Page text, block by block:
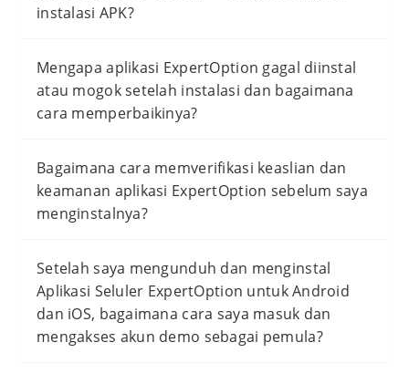
instalasi APK?
Mengapa aplikasi ExpertOption gagal diinstal
atau mogok setelah instalasi dan bagaimana
cara memperbaikinya?
Bagaimana cara memverifikasi keaslian dan
keamanan aplikasi ExpertOption sebelum saya
menginstalnya?
Setelah saya mengunduh dan menginstal
Aplikasi Seluler ExpertOption untuk Android
dan iOS, bagaimana cara saya masuk dan
mengakses akun demo sebagai pemula?